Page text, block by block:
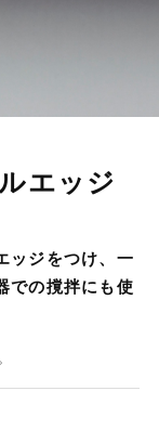
エッジ
ッジをつけ、一
での撹拌にも使